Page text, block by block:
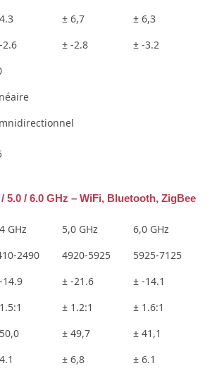
± 6,7 ± 6,3
2.6 ± -2.8 ± -3.2
5.0 / 6.0 GHz – WiFi, Bluetooth, ZigBee
GHz 5,0 GHz 6,0 GHz
2490 4920-5925 5925-7125
14.9 ± -21.6 ± -14.1
± 1.2:1 ± 1.6:1
± 49,7 ± 41,1
± 6,8 ± 6.1